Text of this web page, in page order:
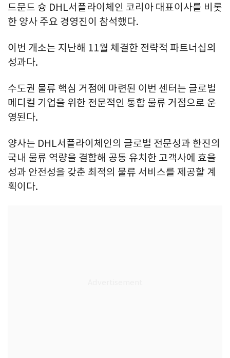
드문드 슝 DHL서플라이체인 코리아 대표이사를 비롯
한 양사 주요 경영진이 참석했다.
이번 개소는 지난해 11월 체결한 전략적 파트너십의
성과다.
수도권 물류 핵심 거점에 마련된 이번 센터는 글로벌
메디컬 기업을 위한 전문적인 통합 물류 거점으로 운
영된다.
양사는 DHL서플라이체인의 글로벌 전문성과 한진의
국내 물류 역량을 결합해 공동 유치한 고객사에 효율
성과 안전성을 갖춘 최적의 물류 서비스를 제공할 계
획이다.